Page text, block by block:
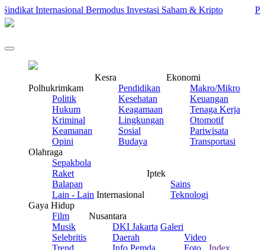
Internasional Bermodus Investasi Saham & Kripto
Polhukrimkam
Politik
Hukum
Kriminal
Keamanan
Opini
Kesra
Pendidikan
Kesehatan
Keagamaan
Lingkungan
Sosial
Budaya
Ekonomi
Makro/Mikro
Keuangan
Tenaga Kerja
Otomotif
Pariwisata
Transportasi
Olahraga
Sepakbola
Raket
Balapan
Lain - Lain Internasional
Iptek
Sains
Teknologi
Gaya Hidup
Film
Musik
Selebritis
Trend
Nusantara
DKI Jakarta
Daerah
Info Pemda
Galeri
Video
Foto
Index